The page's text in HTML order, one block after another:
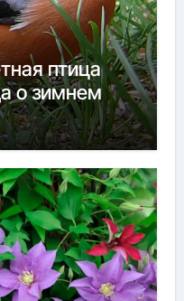
птица
о зимнем